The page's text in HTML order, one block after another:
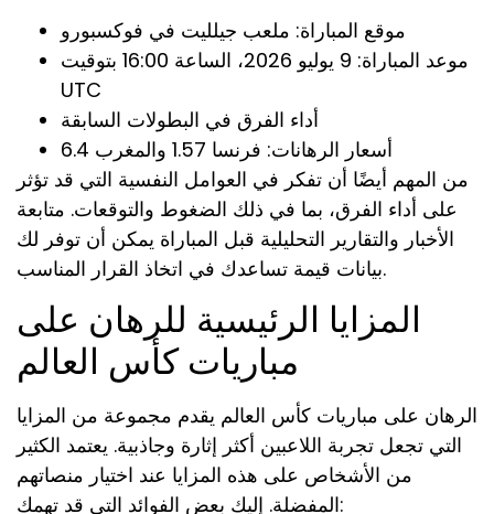
موقع المباراة: ملعب جيلليت في فوكسبورو
موعد المباراة: 9 يوليو 2026، الساعة 16:00 بتوقيت
UTC
أداء الفرق في البطولات السابقة
أسعار الرهانات: فرنسا 1.57 والمغرب 6.4
من المهم أيضًا أن تفكر في العوامل النفسية التي قد تؤثر
على أداء الفرق، بما في ذلك الضغوط والتوقعات. متابعة
الأخبار والتقارير التحليلية قبل المباراة يمكن أن توفر لك
بيانات قيمة تساعدك في اتخاذ القرار المناسب.
المزايا الرئيسية للرهان على
مباريات كأس العالم
الرهان على مباريات كأس العالم يقدم مجموعة من المزايا
التي تجعل تجربة اللاعبين أكثر إثارة وجاذبية. يعتمد الكثير
من الأشخاص على هذه المزايا عند اختيار منصاتهم
المفضلة. إليك بعض الفوائد التي قد تهمك: